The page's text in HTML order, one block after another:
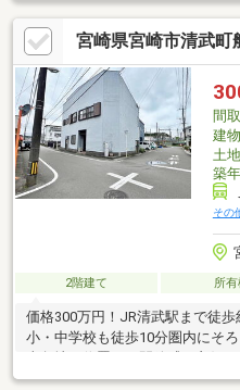
宮崎県宮崎市清武町
間
建
土
築
その
2階建て 所
価格300万円！JR清武駅まで徒
小・中学校も徒歩10分圏内にそ
48.41坪）の2階建てで、2階には